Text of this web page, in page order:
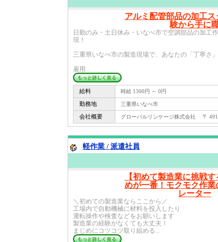
アルミ配管部品の加工
験から手に
日勤のみ・土日休み・いなべ市で空調部品の加工
現！
三重県いなべ市の製造現場で、あなたの「丁寧さ
雇用...
給料 時給 1300円 ～ 0円
勤務地 三重県いなべ市
会社概要 グローバルリンケージ株式会社 〒
軽作業 / 派遣社員
【初めて製造業に挑戦
めが一番！モクモク作
レーター
＼初めての製造業ならここから／
工場内で自動機械に材料を投入したり
運転操作や検査などをお願いします
製造業の経験がなくても大丈夫！
まじめにコツコツ取り組める...